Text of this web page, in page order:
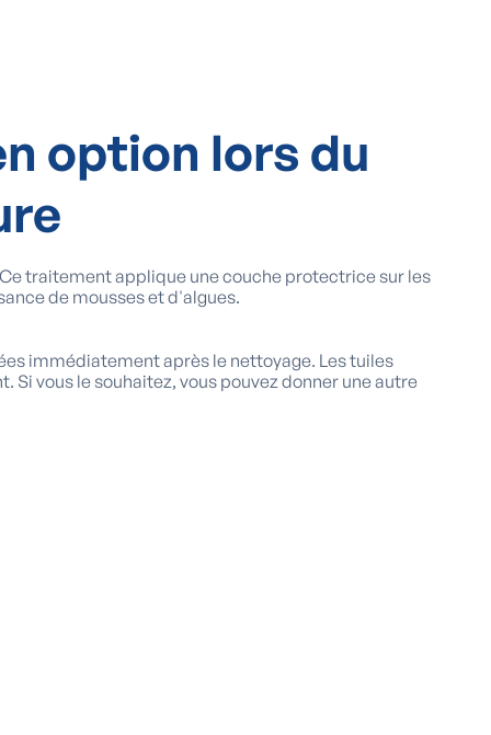
option lors du
traitement applique une couche protectrice sur les
de mousses et d'algues.
immédiatement après le nettoyage. Les tuiles
vous le souhaitez, vous pouvez donner une autre